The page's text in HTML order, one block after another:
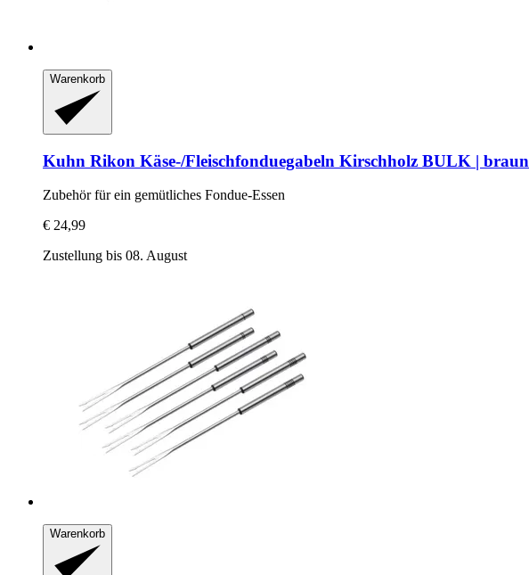
Warenkorb
Kuhn Rikon Käse-​/Fleischfonduegabeln Kirschholz BULK | braun
Zubehör für ein gemütliches Fondue-​Essen
€ 24,99
Zustellung bis 08. August
Warenkorb